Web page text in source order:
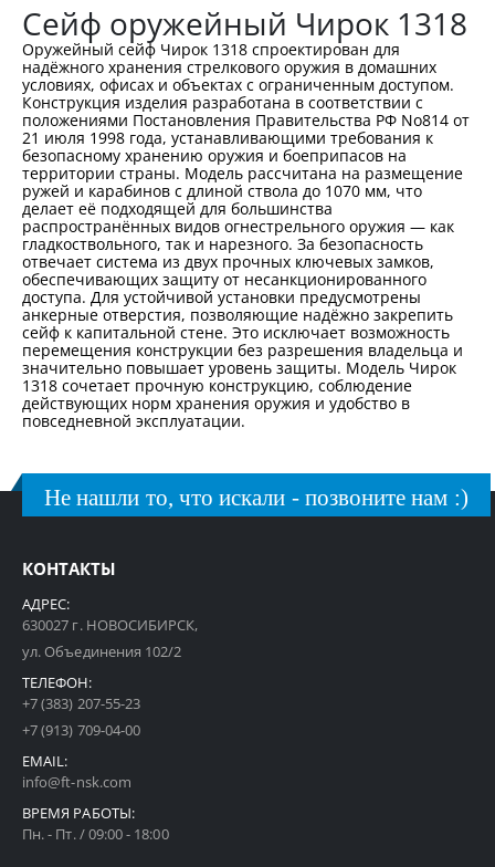
Сейф оружейный Чирок 1318
Оружейный сейф Чирок 1318 спроектирован для
надёжного хранения стрелкового оружия в домашних
условиях, офисах и объектах с ограниченным доступом.
Конструкция изделия разработана в соответствии с
положениями Постановления Правительства РФ No814 от
21 июля 1998 года, устанавливающими требования к
безопасному хранению оружия и боеприпасов на
территории страны. Модель рассчитана на размещение
ружей и карабинов с длиной ствола до 1070 мм, что
делает её подходящей для большинства
распространённых видов огнестрельного оружия — как
гладкоствольного, так и нарезного. За безопасность
отвечает система из двух прочных ключевых замков,
обеспечивающих защиту от несанкционированного
доступа. Для устойчивой установки предусмотрены
анкерные отверстия, позволяющие надёжно закрепить
сейф к капитальной стене. Это исключает возможность
перемещения конструкции без разрешения владельца и
значительно повышает уровень защиты. Модель Чирок
1318 сочетает прочную конструкцию, соблюдение
действующих норм хранения оружия и удобство в
повседневной эксплуатации.
Не нашли то, что искали - позвоните нам :)
КОНТАКТЫ
АДРЕС:
630027 г. НОВОСИБИРСК,
ул. Объединения 102/2
ТЕЛЕФОН:
+7 (383) 207-55-23
+7 (913) 709-04-00
EMAIL:
info@ft-nsk.com
ВРЕМЯ РАБОТЫ:
Пн. - Пт. / 09:00 - 18:00